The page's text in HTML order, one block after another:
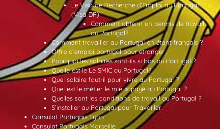
Le Visa de Recherche d’Emploi au Portugal
(Visa DP)
Comment obtenir un permis de travail
au Portugal?
Comment travailler au Portugal en étant français ?
Offre d’emploi portugal pour etranger
Pourquoi les salaires sont-ils si bas au Portugal ?
Quelle est le Le SMIC au Portugal?
Quel salaire faut-il pour vivre au Portugal ?
Quel est le métier le mieux payé au Portugal ?
Quelles sont les conditions de travail au Portugal ?
S’installer au Portugal pour Travailler
Consulat Portugais Lyon
Consulat Portugais Marseille